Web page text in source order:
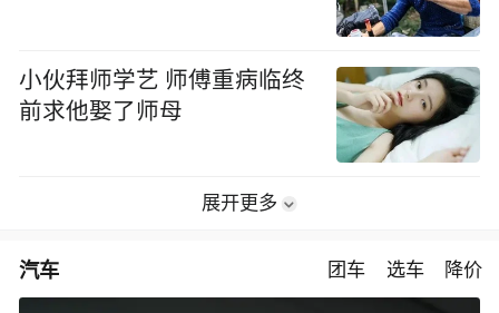
小伙拜师学艺 师傅重病临终
前求他娶了师母
展开更多
汽车 团车 选车 降价